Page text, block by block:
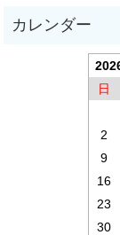
日
2
9
16
23
30